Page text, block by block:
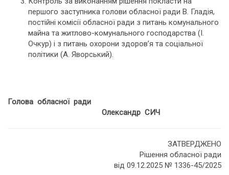
першого заступника голови обласної ради В. Гладія,
постійні комісії обласної ради з питань комунального
майна та житлово-комунального господарства (І.
Очкур) і з питань охорони здоров’я та соціальної
політики (А. Яворський).
Голова обласної ради
Олександр СИЧ
ЗАТВЕРДЖЕНО
Рішення обласної ради
від 09.12.2025 № 1336-45/2025